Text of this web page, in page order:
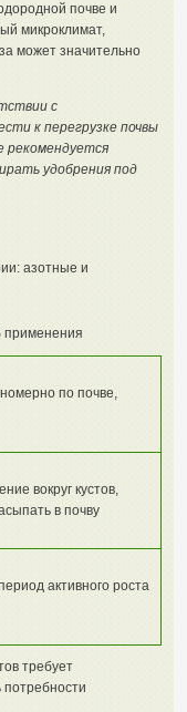
почве и
микроклимат,
может значительно
с
к перегрузке почвы
рекомендуется
удобрения под
азотные и
применения
по почве,
вокруг кустов,
в почву
активного роста
требует